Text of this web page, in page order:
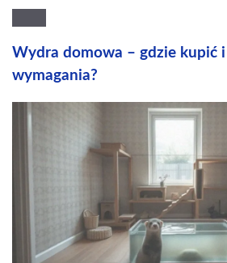
Wydra domowa – gdzie kupić i
wymagania?